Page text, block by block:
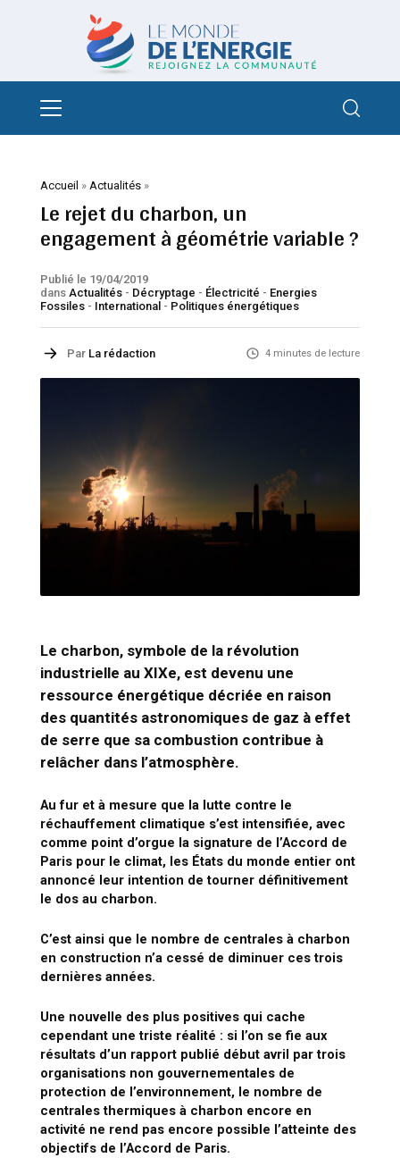
Accueil » Actualités»
Le rejet du charbon, un
engagement à géométrie variable ?
Publié le 19/04/2019
dans Actualités- Décryptage - Électricité - Energies
Fossiles- International - Politiques énergétiques
Par La rédaction 4 minutes de lecture
Le charbon, symbole de la révolution
industrielle au XIXe, est devenu une
ressource énergétique décriée en raison
des quantités astronomiques de gaz à effet
de serre que sa combustion contribue à
relâcher dans l’atmosphère.
Au fur et à mesure que la lutte contre le
réchauffement climatique s’est intensifiée, avec
comme point d’orgue la signature de l’Accord de
Paris pour le climat, les États du monde entier ont
annoncé leur intention de tourner définitivement
le dos au charbon.
C’est ainsi que le nombre de centrales à charbon
en construction n’a cessé de diminuer ces trois
dernières années.
Une nouvelle des plus positives qui cache
cependant une triste réalité : si l’on se fie aux
résultats d’un rapport publié début avril par trois
organisations non gouvernementales de
protection de l’environnement, le nombre de
centrales thermiques à charbon encore en
activité ne rend pas encore possible l’atteinte des
objectifs de l’Accord de Paris.